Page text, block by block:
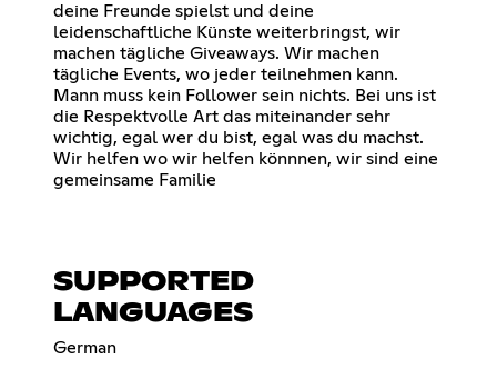
deine Freunde spielst und deine
leidenschaftliche Künste weiterbringst, wir
machen tägliche Giveaways. Wir machen
tägliche Events, wo jeder teilnehmen kann.
Mann muss kein Follower sein nichts. Bei uns ist
die Respektvolle Art das miteinander sehr
wichtig, egal wer du bist, egal was du machst.
Wir helfen wo wir helfen könnnen, wir sind eine
gemeinsame Familie
SUPPORTED
LANGUAGES
German